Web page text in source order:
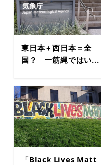
東日本＋西日本＝全
国？ 一筋縄ではい...
「Black Lives Matt